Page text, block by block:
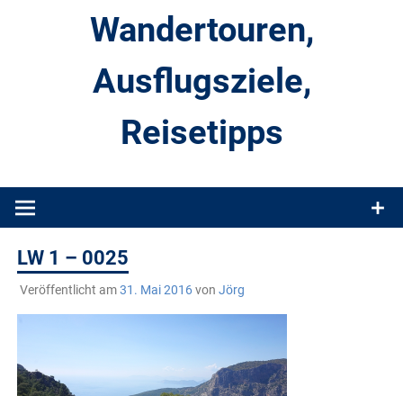
Wandertouren,
Ausflugsziele,
Reisetipps
Produkttests und Buchrezensionen. Ein Blog für alle, die gern
LW 1 – 0025
Veröffentlicht am31. Mai 2016von Jörg